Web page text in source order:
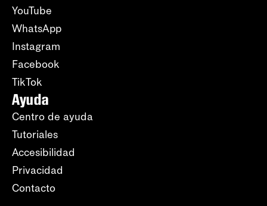
YouTube
WhatsApp
Instagram
Facebook
TikTok
Ayuda
Centro de ayuda
Tutoriales
Accesibilidad
Privacidad
Contacto